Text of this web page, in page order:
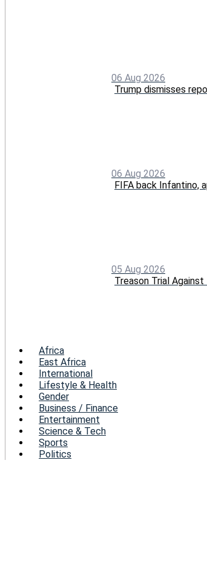
06 Aug 2026
Trump dismisses
06 Aug 2026
FIFA back Infantino,
05 Aug 2026
Treason Trial
Menu
Africa
East Africa
International
Lifestyle & Health
Gender
Business / Finance
Entertainment
Science & Tech
Sports
Politics